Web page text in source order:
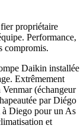
propriétaire
Performance,
compromis.
Daikin installée
Extrêmement
(échangeur
par Diégo
à Diego pour un As
et